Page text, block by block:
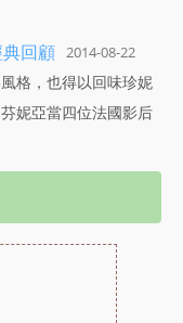
回顧 2014-08-22
格，也得以回味珍妮
妮亞當四位法國影后